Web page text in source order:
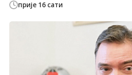
прије 16 сати